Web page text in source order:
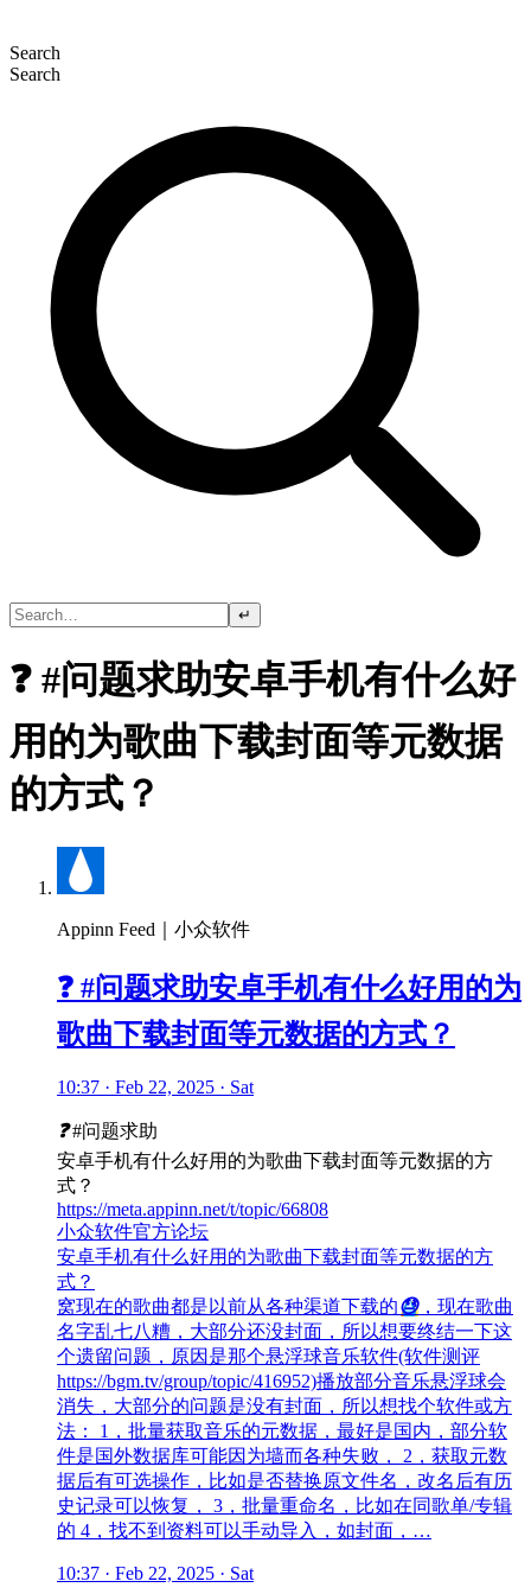
Search
Search
↵
❓ #问题求助安卓手机有什么好
用的为歌曲下载封面等元数据
的方式？
Appinn Feed｜小众软件
❓ #问题求助安卓手机有什么好用的为
歌曲下载封面等元数据的方式？
10:37 · Feb 22, 2025 · Sat
❓#问题求助
安卓手机有什么好用的为歌曲下载封面等元数据的方
式？
https://meta.appinn.net/t/topic/66808
小众软件官方论坛
安卓手机有什么好用的为歌曲下载封面等元数据的方
式？
窝现在的歌曲都是以前从各种渠道下载的😓，现在歌曲
名字乱七八糟，大部分还没封面，所以想要终结一下这
个遗留问题，原因是那个悬浮球音乐软件(软件测评
https://bgm.tv/group/topic/416952)播放部分音乐悬浮球会
消失，大部分的问题是没有封面，所以想找个软件或方
法： 1，批量获取音乐的元数据，最好是国内，部分软
件是国外数据库可能因为墙而各种失败， 2，获取元数
据后有可选操作，比如是否替换原文件名，改名后有历
史记录可以恢复， 3，批量重命名，比如在同歌单/专辑
的 4，找不到资料可以手动导入，如封面，…
10:37 · Feb 22, 2025 · Sat